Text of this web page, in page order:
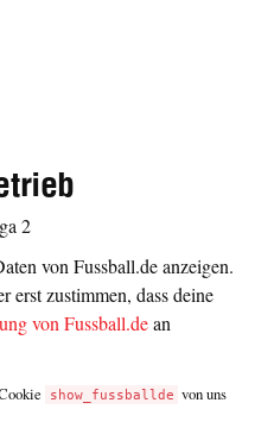
2
von Fussball.de anzeigen.
erst zustimmen, dass deine
von Fussball.dean
show_fussballde von uns